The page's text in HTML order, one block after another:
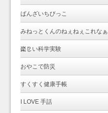
ばんざいちびっこ
みねっとくんのねぇねぇこれなぁ
に？
楽しい科学実験
おやこで防災
すくすく健康手帳
I LOVE 手話